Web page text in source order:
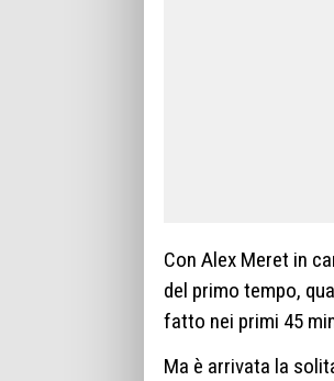
Con Alex Meret in
del primo tempo,
fatto nei primi 45
Ma è arrivata la